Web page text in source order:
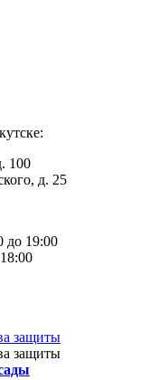
100
д. 25
до 19:00
защиты
защиты